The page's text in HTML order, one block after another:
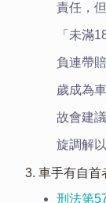
責任，
「未滿
負連帶
歲成為
故會建
旋調解
3. 車手有自首
刑法第